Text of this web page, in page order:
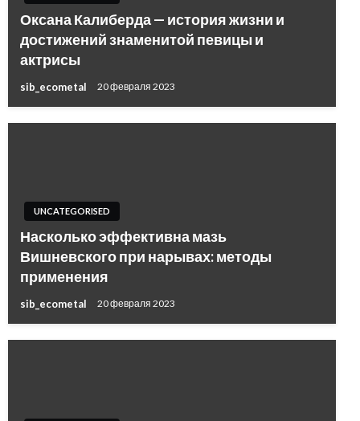
Оксана Калиберда — история жизни и
достижений знаменитой певицы и
актрисы
sib_ecometal 20 февраля 2023
UNCATEGORISED
Насколько эффективна мазь
Вишневского при нарывах: методы
применения
sib_ecometal 20 февраля 2023